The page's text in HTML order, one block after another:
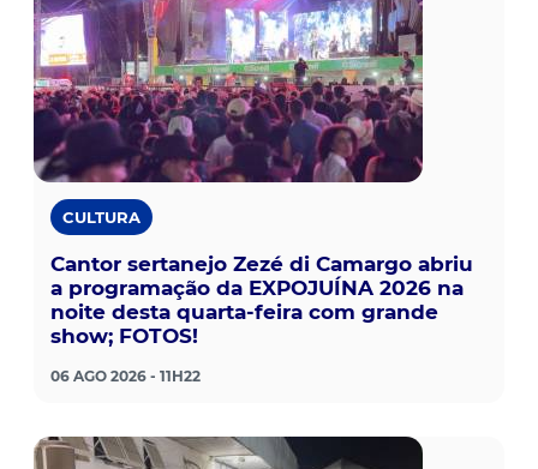
CULTURA
Cantor sertanejo Zezé di Camargo abriu
a programação da EXPOJUÍNA 2026 na
noite desta quarta-feira com grande
show; FOTOS!
06 AGO 2026 - 11H22